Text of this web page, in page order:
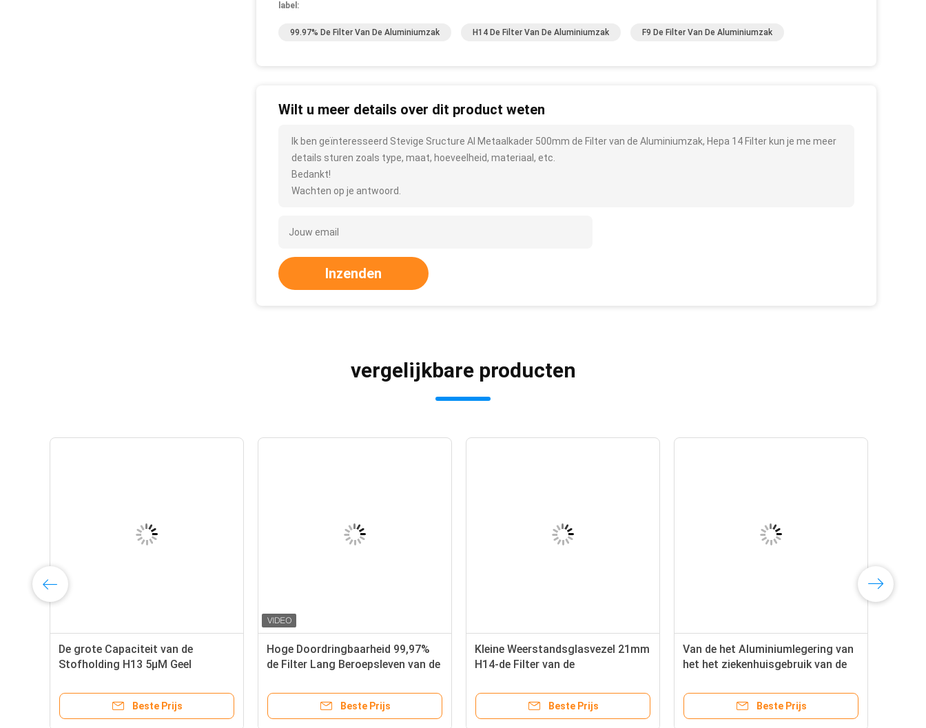
label:
99.97% De Filter Van De Aluminiumzak H14 De Filter Van De Aluminiumzak F9 De Filter Van De Aluminiumzak
Wilt u meer details over dit product weten
Ik ben geïnteresseerd Stevige Sructure Al Metaalkader 500mm de Filter van de Aluminiumzak, Hepa 14 Filter kun je me meer
details sturen zoals type, maat, hoeveelheid, materiaal, etc.
Bedankt!
Wachten op je antwoord.
Inzenden
vergelijkbare producten
De grote Capaciteit van de
Stofholding H13 5μM Geel
Beste Prijs
Hoge Doordringbaarheid 99,97%
de Filter Lang Beroepsleven van de
Beste Prijs
Kleine Weerstandsglasvezel 21mm
H14-de Filter van de
Zaklucht
Beste Prijs
Van de het Aluminiumlegering van
het het ziekenhuisgebruik van de
voor AC
Beste Prijs